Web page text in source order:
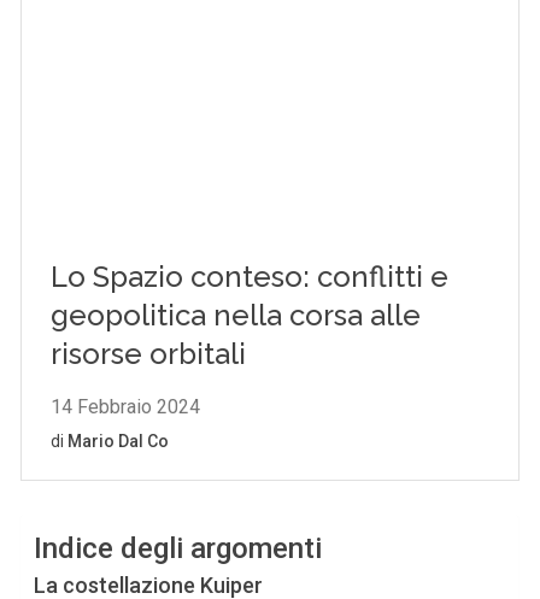
Indice degli argomenti
La costellazione Kuiper